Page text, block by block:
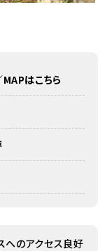
MAPはこちら
へのアクセス良好